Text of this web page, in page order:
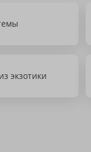
экзотики